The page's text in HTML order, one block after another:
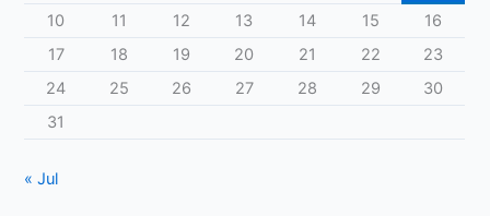
10
11 12 13 14 15
16
17
18 19 20 21 22
23
24
25 26 27 28 29
30
31
« Jul